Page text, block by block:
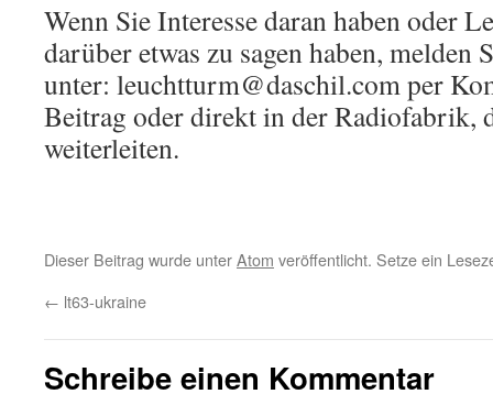
Wenn Sie Interesse daran haben oder
darüber etwas zu sagen haben, melden
unter: leuchtturm@daschil.com per
Beitrag oder direkt in der Radiofabrik,
weiterleiten.
Dieser Beitrag wurde unterAtom veröffentlicht. Setze ein
← lt63-ukraine
Schreibe einen Kommentar